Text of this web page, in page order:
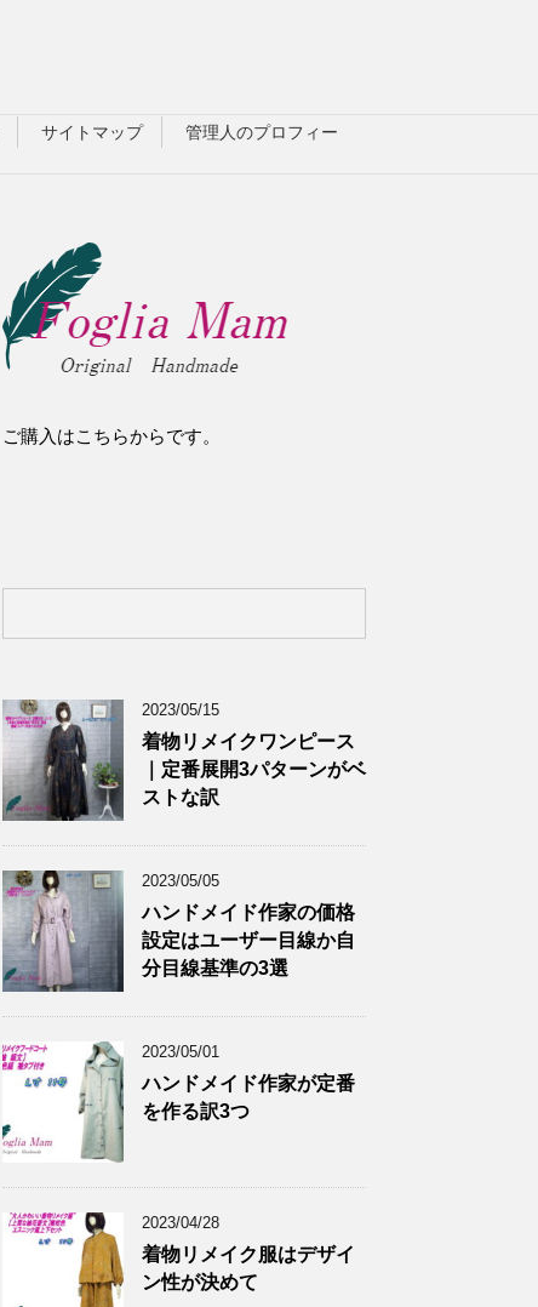
サイトマップ
管理人のプロフィー
ご購入はこちらからです。
2023/05/15
着物リメイクワンピース
｜定番展開3パターンがベ
ストな訳
2023/05/05
ハンドメイド作家の価格
設定はユーザー目線か自
分目線基準の3選
2023/05/01
ハンドメイド作家が定番
を作る訳3つ
2023/04/28
着物リメイク服はデザイ
ン性が決めて